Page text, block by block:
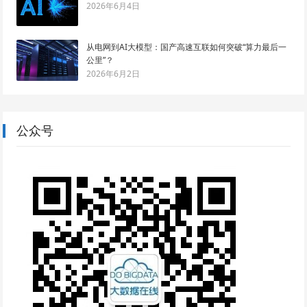
2026年6月4日
从电网到AI大模型：国产高速互联如何突破“算力最后一
公里”？
2026年6月2日
公众号